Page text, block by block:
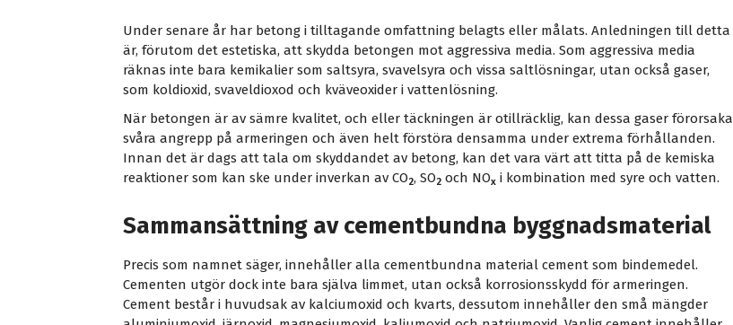
Under senare år har betong i tilltagande omfattning belagts eller målats. Anledningen till detta
är, förutom det estetiska, att skydda betongen mot aggressiva media. Som aggressiva media
räknas inte bara kemikalier som saltsyra, svavelsyra och vissa saltlösningar, utan också gaser,
som koldioxid, svaveldioxod och kväveoxider i vattenlösning.
När betongen är av sämre kvalitet, och eller täckningen är otillräcklig, kan dessa gaser förorsaka
svåra angrepp på armeringen och även helt förstöra densamma under extrema förhållanden.
Innan det är dags att tala om skyddandet av betong, kan det vara värt att titta på de kemiska
reaktioner som kan ske under inverkan av CO2, SO2 och NOx i kombination med syre och vatten.
Sammansättning av cementbundna byggnadsmaterial
Precis som namnet säger, innehåller alla cementbundna material cement som bindemedel.
Cementen utgör dock inte bara själva limmet, utan också korrosionsskydd för armeringen.
Cement består i huvudsak av kalciumoxid och kvarts, dessutom innehåller den små mängder